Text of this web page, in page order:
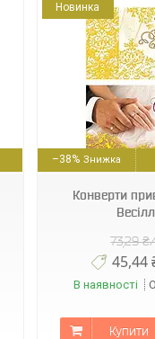
Новинка
–38%
Конверти
73,29
45,44
В наявності
Купити
33377